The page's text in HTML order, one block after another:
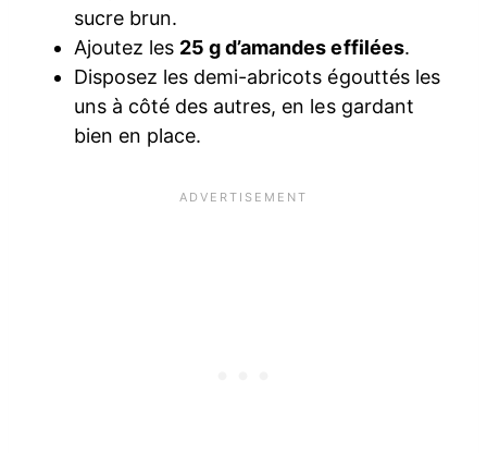
sucre brun.
Ajoutez les 25 g d’amandes effilées.
Disposez les demi-abricots égouttés les
uns à côté des autres, en les gardant
bien en place.